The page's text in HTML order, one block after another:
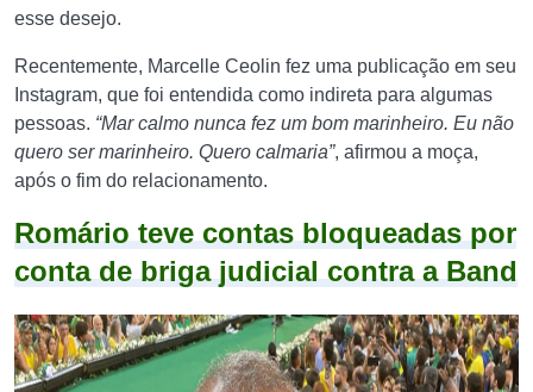
esse desejo.
Recentemente, Marcelle Ceolin fez uma publicação em seu
Instagram, que foi entendida como indireta para algumas
pessoas. “Mar calmo nunca fez um bom marinheiro. Eu não
quero ser marinheiro. Quero calmaria”, afirmou a moça,
após o fim do relacionamento.
Romário teve contas bloqueadas por
conta de briga judicial contra a Band